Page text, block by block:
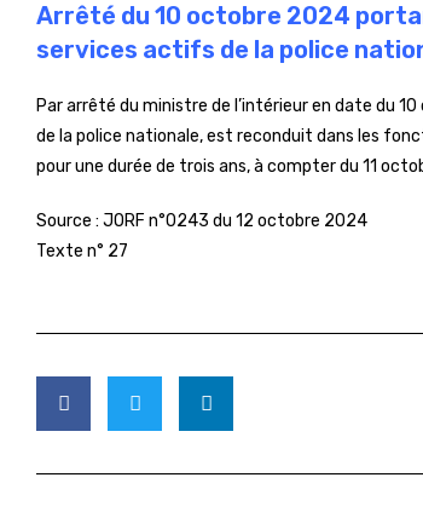
Arrêté du 10 octobre 2024
services actifs de la police
Par arrêté du ministre de l’intérieur en date du
de la police nationale, est reconduit dans les
pour une durée de trois ans, à compter du 11
Source : JORF n°0243 du 12 octobre 2024
Texte n° 27